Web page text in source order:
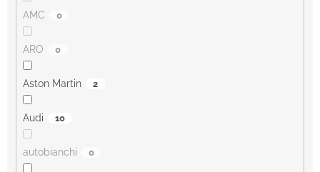
AMC 0
ARO 0
Aston Martin 2
Audi 10
autobianchi 0